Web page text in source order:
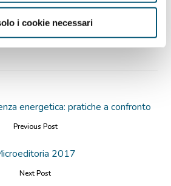
i cookie necessari
dell’iniziativa
energetica: pratiche a confronto
Previous Post
2017
Next Post